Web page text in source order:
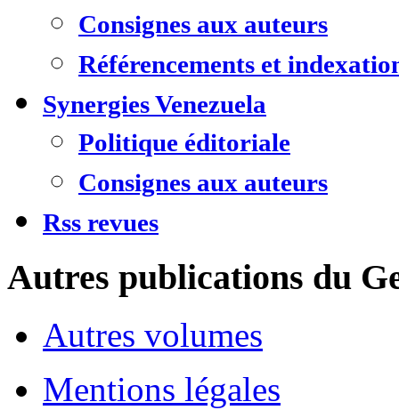
Consignes aux auteurs
Référencements et
Synergies Venezuela
Politique éditoriale
Consignes aux auteurs
Rss revues
Autres publications du
Autres volumes
Mentions légales